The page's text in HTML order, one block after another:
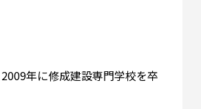
年に修成建設専門学校を卒